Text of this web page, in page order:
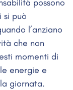
possono
si può
l’anziano
che non
momenti di
energie e
giornata.